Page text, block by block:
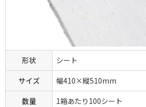
形状
シート
サイズ
幅410×縦510mm
数量
1箱あたり100シート